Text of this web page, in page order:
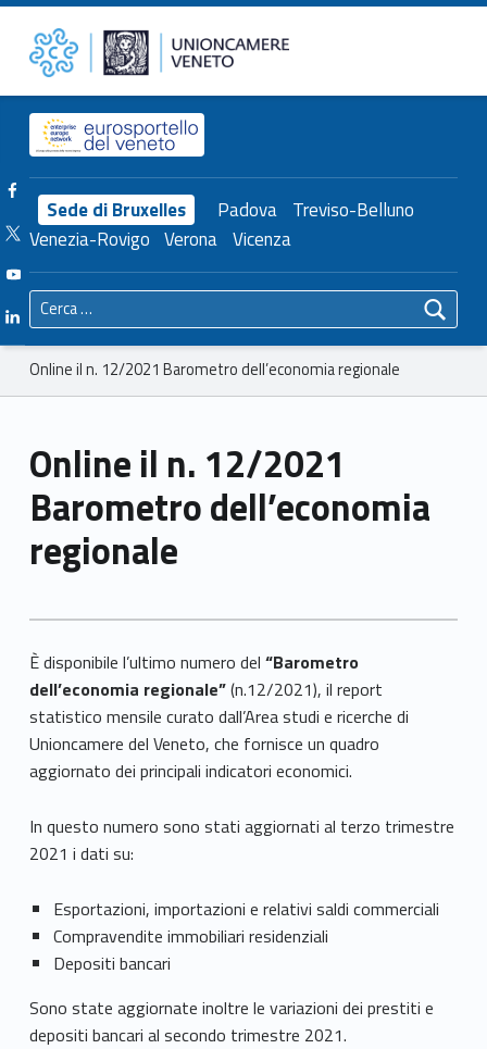
Online il n. 12/2021 Barometro dell’economia regionale – Unioncamere del Veneto Unioncamere del Veneto
Header info sidebar
Sede di Bruxelles Padova Treviso-Belluno
Venezia-Rovigo Verona Vicenza
Facebook Unioncamere Veneto
Twitter Unioncamere Veneto
Youtube Unioncamere Veneto
Linkedin Unioncamere Veneto
Ricerca per:
Breadcrumbs navigation
Online il n. 12/2021 Barometro dell’economia regionale
Online il n. 12/2021
Barometro dell’economia
regionale
È disponibile l’ultimo numero del “Barometro
dell’economia regionale”(n.12/2021), il report
statistico mensile curato dall’Area studi e ricerche di
Unioncamere del Veneto, che fornisce un quadro
aggiornato dei principali indicatori economici.
In questo numero sono stati aggiornati al terzo trimestre
2021 i dati su:
Esportazioni, importazioni e relativi saldi commerciali
Compravendite immobiliari residenziali
Depositi bancari
Sono state aggiornate inoltre le variazioni dei prestiti e
depositi bancari al secondo trimestre 2021.